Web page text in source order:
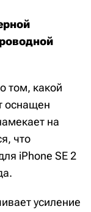
том, какой
оснащен
на
что
iPhone SE 2
усиление